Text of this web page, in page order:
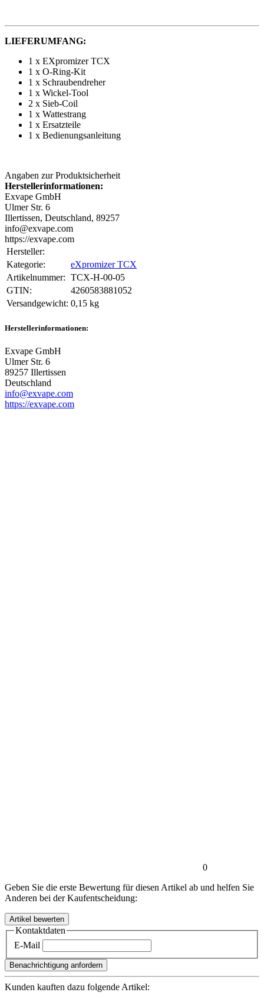
LIEFERUMFANG:
1 x EXpromizer TCX
1 x O-Ring-Kit
1 x Schraubendreher
1 x Wickel-Tool
2 x Sieb-Coil
1 x Wattestrang
1 x Ersatzteile
1 x Bedienungsanleitung
Angaben zur Produktsicherheit
Herstellerinformationen:
Exvape GmbH
Ulmer Str. 6
Illertissen, Deutschland, 89257
info@exvape.com
https://exvape.com
Hersteller:
Kategorie:
eXpromizer TCX
Artikelnummer: TCX-H-00-05
GTIN:
4260583881052
Versandgewicht‍: 0,15 kg
Herstellerinformationen:
Exvape GmbH
Ulmer Str. 6
89257 Illertissen
Deutschland
info@exvape.com
https://exvape.com
0
Geben Sie die erste Bewertung für diesen Artikel ab und helfen Sie
Anderen bei der Kaufentscheidung:
Kontaktdaten
E-Mail
Benachrichtigung anfordern
Kunden kauften dazu folgende Artikel: